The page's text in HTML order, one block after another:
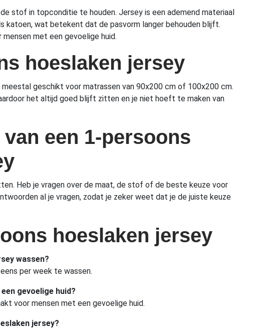
stof in topconditie te houden. Jersey is een ademend materiaal
katoen, wat betekent dat de pasvorm langer behouden blijft.
met een gevoelige huid.
hoeslaken jersey
geschikt voor matrassen van 90x200 cm of 100x200 cm.
het altijd goed blijft zitten en je niet hoeft te maken van
een 1-persoons
Heb je vragen over de maat, de stof of de beste keuze voor
al je vragen, zodat je zeker weet dat je de juiste keuze
hoeslaken jersey
wassen?
per week te wassen.
gevoelige huid?
voor mensen met een gevoelige huid.
jersey?